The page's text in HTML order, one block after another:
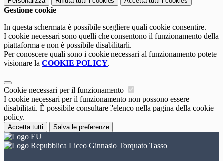
Gestione cookie
In questa schermata è possibile scegliere quali cookie consentire.
I cookie necessari sono quelli che consentono il funzionamento della
piattaforma e non è possibile disabilitarli.
Per conoscere quali sono i cookie necessari al funzionamento potete
visionare la COOKIE POLICY.
Cookie necessari per il funzionamento
I cookie necessari per il funzionamento non possono essere
disabilitati. È possibile consultare l'elenco nella pagina della cookie
policy.
Accetta tutti Salva le preferenze
Liceo Ginnasio Torquato Tasso